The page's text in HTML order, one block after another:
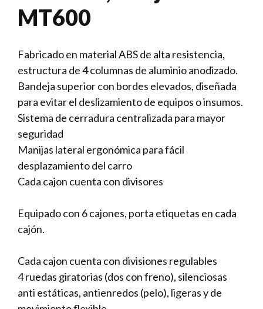
MT600
Fabricado en material ABS de alta resistencia,
estructura de 4 columnas de aluminio anodizado.
Bandeja superior con bordes elevados, diseñada
para evitar el deslizamiento de equipos o insumos.
Sistema de cerradura centralizada para mayor
seguridad
Manijas lateral ergonómica para fácil
desplazamiento del carro
Cada cajon cuenta con divisores
Equipado con 6 cajones, porta etiquetas en cada
cajón.
Cada cajon cuenta con divisiones regulables
4 ruedas giratorias (dos con freno), silenciosas
anti estáticas, antienredos (pelo), ligeras y de